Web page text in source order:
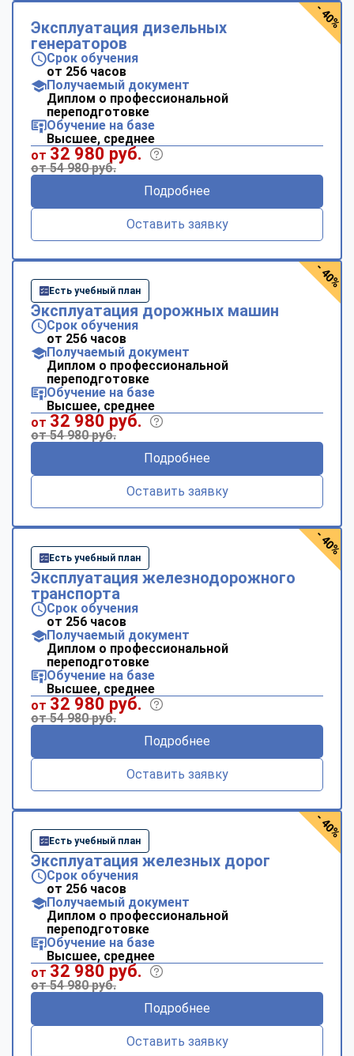
Эксплуатация дизельных
генераторов
Срок обучения
от 256 часов
Получаемый документ
Диплом о профессиональной
переподготовке
Обучение на базе
Высшее, среднее
от 32 980 руб.
от 54 980 руб.
Подробнее
Оставить заявку
- 40%
Есть учебный план
Эксплуатация дорожных машин
Срок обучения
от 256 часов
Получаемый документ
Диплом о профессиональной
переподготовке
Обучение на базе
Высшее, среднее
от 32 980 руб.
от 54 980 руб.
Подробнее
Оставить заявку
- 40%
Есть учебный план
Эксплуатация железнодорожного
транспорта
Срок обучения
от 256 часов
Получаемый документ
Диплом о профессиональной
переподготовке
Обучение на базе
Высшее, среднее
от 32 980 руб.
от 54 980 руб.
Подробнее
Оставить заявку
- 40%
Есть учебный план
Эксплуатация железных дорог
Срок обучения
от 256 часов
Получаемый документ
Диплом о профессиональной
переподготовке
Обучение на базе
Высшее, среднее
от 32 980 руб.
от 54 980 руб.
Подробнее
Оставить заявку
- 40%